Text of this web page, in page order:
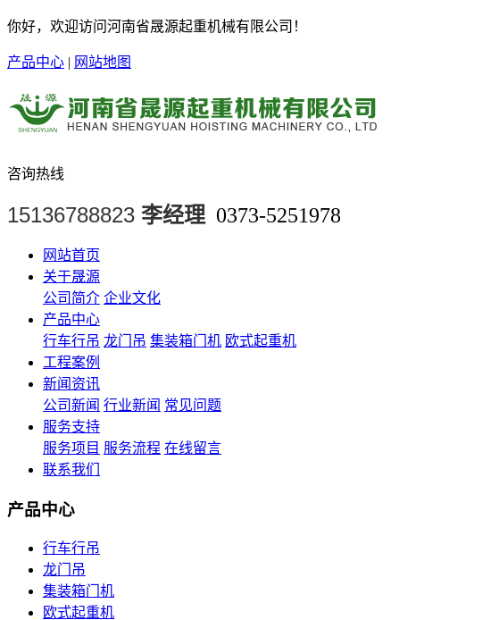
你好，欢迎访问河南省晟源起重机械有限公司！
产品中心 | 网站地图
咨询热线
15136788823 李经理 0373-5251978
网站首页
关于晟源
公司简介 企业文化
产品中心
行车行吊 龙门吊 集装箱门机 欧式起重机
工程案例
新闻资讯
公司新闻 行业新闻 常见问题
服务支持
服务项目 服务流程 在线留言
联系我们
产品中心
行车行吊
龙门吊
集装箱门机
欧式起重机